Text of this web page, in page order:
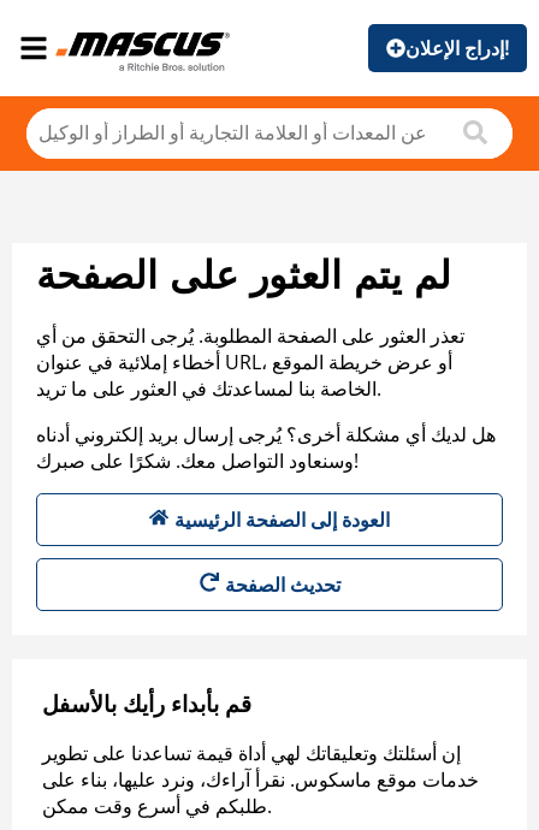
إدراج الإعلان!
لم يتم العثور على الصفحة
تعذر العثور على الصفحة المطلوبة. يُرجى التحقق من أي
أخطاء إملائية في عنوان URL، أو عرض خريطة الموقع
الخاصة بنا لمساعدتك في العثور على ما تريد.
هل لديك أي مشكلة أخرى؟ يُرجى إرسال بريد إلكتروني أدناه
وسنعاود التواصل معك. شكرًا على صبرك!
العودة إلى الصفحة الرئيسية
تحديث الصفحة
قم بأبداء رأيك بالأسفل
إن أسئلتك وتعليقاتك لهي أداة قيمة تساعدنا على تطوير
خدمات موقع ماسكوس. نقرأ آراءك، ونرد عليها، بناء على
طلبكم في أسرع وقت ممكن.